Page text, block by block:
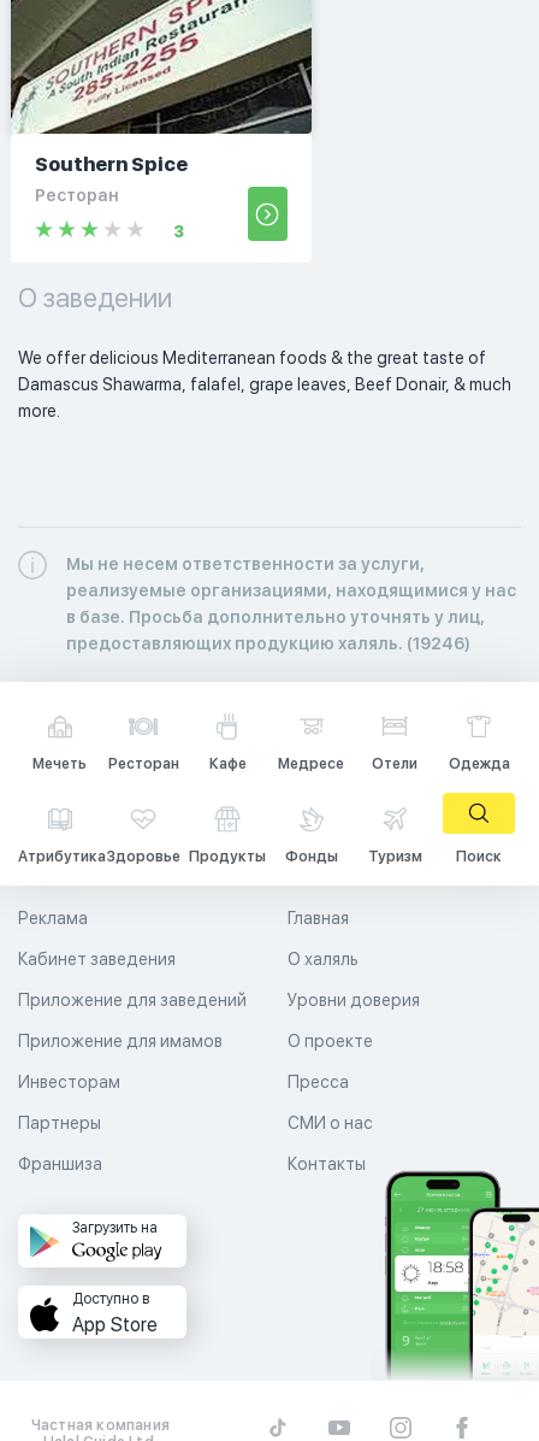
Southern Spice
Ресторан
3
О заведении
We offer delicious Mediterranean foods & the great taste of
Damascus Shawarma, falafel, grape leaves, Beef Donair, & much
more.
Мы не несем ответственности за услуги,
реализуемые организациями, находящимися у нас
в базе. Просьба дополнительно уточнять у лиц,
предоставляющих продукцию халяль. (19246)
Мечеть Ресторан Кафе Медресе Отели Одежда
АтрибутикаЗдоровье Продукты Фонды Туризм Поиск
Главная
О халяль
Уровни доверия
Реклама
Кабинет заведения
Приложение для заведений
Приложение для имамов О проекте
Пресса
СМИ о нас
Контакты
Инвесторам
Партнеры
Франшиза
Загрузить на
Доступно в
App Store
Частная компания